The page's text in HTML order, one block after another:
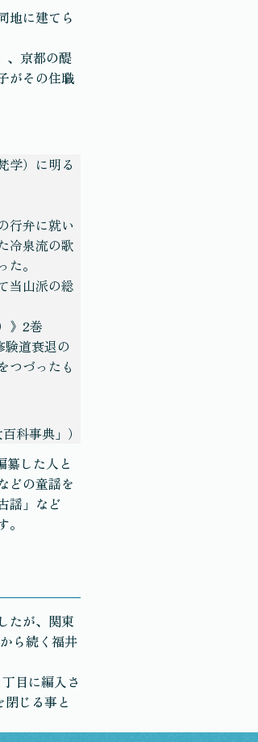
地に建てら
、京都の醍
がその住職
学）に明る
行弁に就い
冷泉流の歌
。
当山派の総
》2巻
験道衰退の
つづったも
科事典」）
纂した人と
どの童謡を
謡」など
たが、関東
ら続く福井
目に編入さ
じる事と